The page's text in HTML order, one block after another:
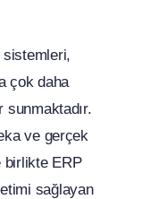
sistemleri,
çok daha
sunmaktadır.
ve gerçek
birlikte ERP
sağlayan